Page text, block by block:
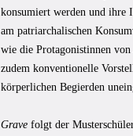
konsumiert werden und ihre
am patriarchalischen
wie die Protagonistinnen von
zudem konventionelle
körperlichen Begierden
Grave folgt der